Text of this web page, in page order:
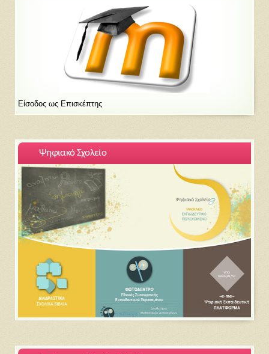
Είσοδος ως Επισκέπτης
Ψηφιακό Σχολείο